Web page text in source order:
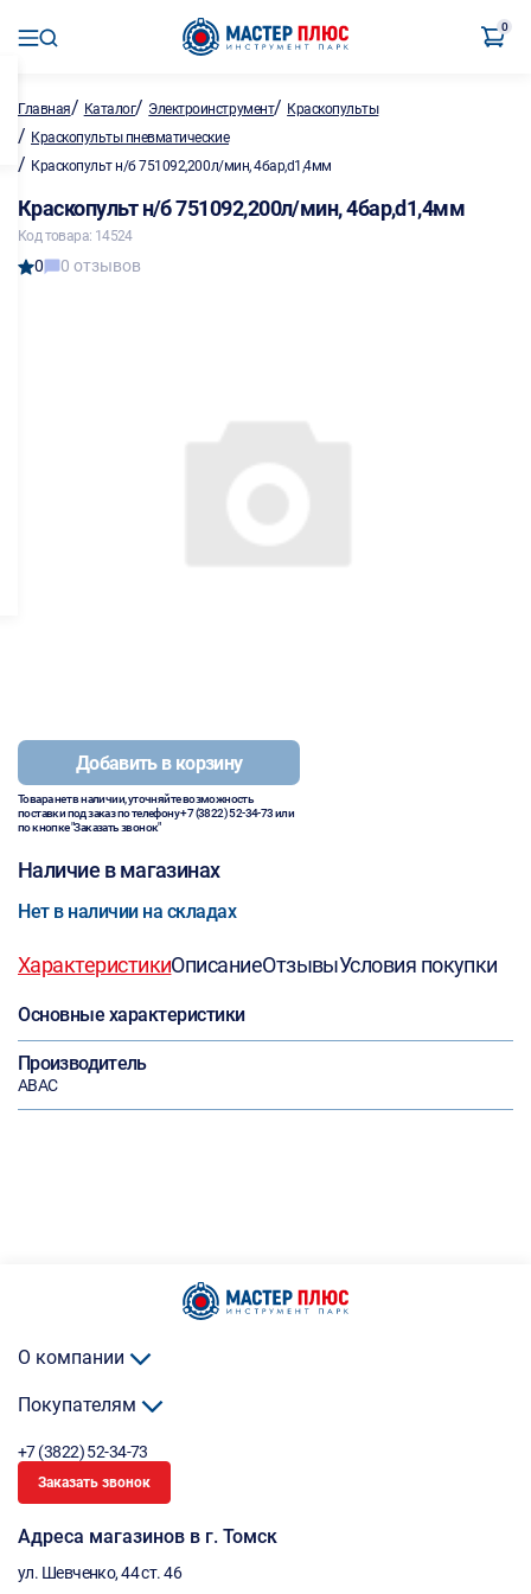
0
Главная/ Каталог/ Электроинструмент/ Краскопульты
/ Краскопульты пневматические
/ Краскопульт н/б 751092,200л/мин, 4бар,d1,4мм
Краскопульт н/б 751092,200л/мин, 4бар,d1,4мм
Код товара: 14524
0 0 отзывов
Добавить в корзину
Товара нет в наличии, уточняйте возможность
поставки под заказ по телефону+7 (3822) 52-34-73или
по кнопке "Заказать звонок"
Наличие в магазинах
Нет в наличии на складах
ХарактеристикиОписаниеОтзывыУсловия покупки
Основные характеристики
Производитель
ABAC
О компании
Покупателям
+7 (3822) 52-34-73
Заказать звонок
Адреса магазинов в г. Томск
ул. Шевченко, 44 ст. 46